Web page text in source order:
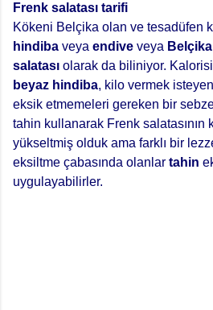
Frenk salatası tarifi
Kökeni Belçika olan ve tesadüfen
hindiba veya endive veya
salatası olarak da biliniyor.
beyaz hindiba, kilo vermek
eksik etmemeleri gereken bir
tahin kullanarak Frenk salatasının
yükseltmiş olduk ama farklı bir
eksiltme çabasında olanlar tahin
uygulayabilirler.